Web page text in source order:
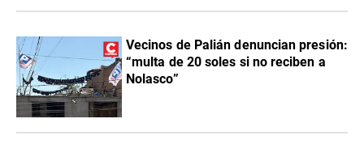
Vecinos de Palián denuncian presión:
“multa de 20 soles si no reciben a
Nolasco”